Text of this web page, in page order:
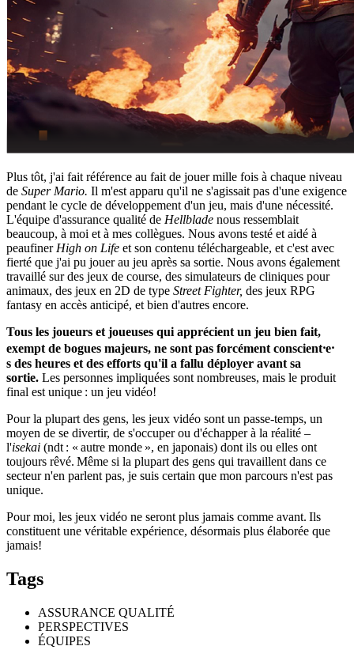
Plus tôt, j'ai fait référence au fait de jouer mille fois à chaque niveau
de Super Mario. Il m'est apparu qu'il ne s'agissait pas d'une exigence
pendant le cycle de développement d'un jeu, mais d'une nécessité.
L'équipe d'assurance qualité de Hellblade nous ressemblait
beaucoup, à moi et à mes collègues. Nous avons testé et aidé à
peaufiner High on Life et son contenu téléchargeable, et c'est avec
fierté que j'ai pu jouer au jeu après sa sortie. Nous avons également
travaillé sur des jeux de course, des simulateurs de cliniques pour
animaux, des jeux en 2D de type Street Fighter, des jeux RPG
fantasy en accès anticipé, et bien d'autres encore.
Tous les joueurs et joueuses qui apprécient un jeu bien fait,
exempt de bogues majeurs, ne sont pas forcément conscient⸱e⸱
s des heures et des efforts qu'il a fallu déployer avant sa
sortie. Les personnes impliquées sont nombreuses, mais le produit
final est unique : un jeu vidéo!
Pour la plupart des gens, les jeux vidéo sont un passe-temps, un
moyen de se divertir, de s'occuper ou d'échapper à la réalité –
l'isekai (ndt : « autre monde », en japonais) dont ils ou elles ont
toujours rêvé. Même si la plupart des gens qui travaillent dans ce
secteur n'en parlent pas, je suis certain que mon parcours n'est pas
unique.
Pour moi, les jeux vidéo ne seront plus jamais comme avant. Ils
constituent une véritable expérience, désormais plus élaborée que
jamais!
Tags
ASSURANCE QUALITÉ
PERSPECTIVES
ÉQUIPES